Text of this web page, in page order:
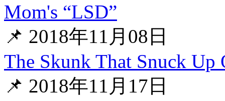
Mom's “LSD”
📌 2018年11月08日
The Skunk That Snuck Up
📌 2018年11月17日